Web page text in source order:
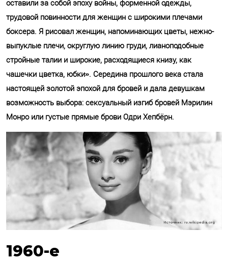
оставили за собой эпоху войны, форменной одежды,
трудовой повинности для женщин с широкими плечами
боксера. Я рисовал женщин, напоминающих цветы, нежно-
выпуклые плечи, округлую линию груди, лианоподобные
стройные талии и широкие, расходящиеся книзу, как
чашечки цветка, юбки». Середина прошлого века стала
настоящей золотой эпохой для бровей и дала девушкам
возможность выбора: сексуальный изгиб бровей Мэрилин
Монро или густые прямые брови Одри Хепбёрн.
1960-е